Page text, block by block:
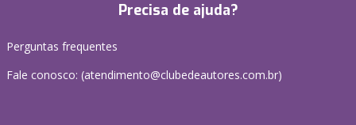
Precisa de ajuda?
Perguntas frequentes
Fale conosco: (atendimento@clubedeautores.com.br)